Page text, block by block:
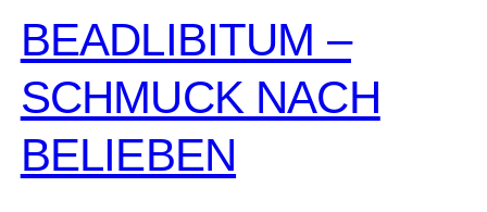
BEADLIBITUM –
SCHMUCK NACH
BELIEBEN